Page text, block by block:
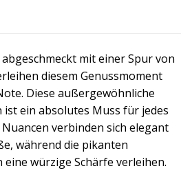
mit einer Spur von
diesem Genussmoment
Diese außergewöhnliche
ist ein absolutes Muss für jedes
verbinden sich elegant
während die pikanten
eine würzige Schärfe verleihen.